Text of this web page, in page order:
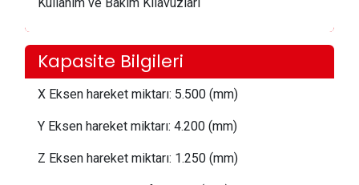
Kapasite Bilgileri
X Eksen hareket miktarı: 5.500 (mm)
Y Eksen hareket miktarı: 4.200 (mm)
Z Eksen hareket miktarı: 1.250 (mm)